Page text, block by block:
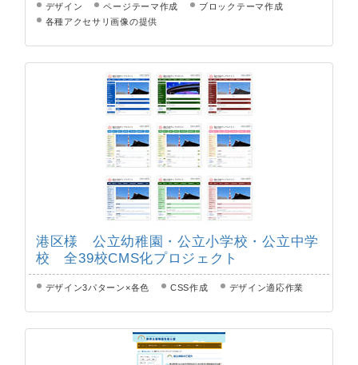
デザイン ページテーマ作成
ブロックテーマ作成
各種アクセサリ画像の提供
港区様 公立幼稚園・公立小学校・公立中学
校 全39校CMS化プロジェクト
デザイン3パターン×各色 CSS作成 デザイン適応作業